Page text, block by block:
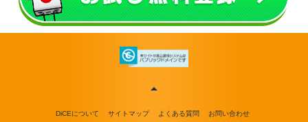
DiCEについて サイトマップ よくある質問 お問い合わせ